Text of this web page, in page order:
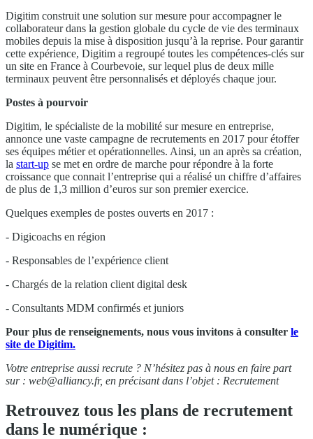
Digitim construit une solution sur mesure pour accompagner le
collaborateur dans la gestion globale du cycle de vie des terminaux
mobiles depuis la mise à disposition jusqu’à la reprise. Pour garantir
cette expérience, Digitim a regroupé toutes les compétences-clés sur
un site en France à Courbevoie, sur lequel plus de deux mille
terminaux peuvent être personnalisés et déployés chaque jour.
Postes à pourvoir
Digitim, le spécialiste de la mobilité sur mesure en entreprise,
annonce une vaste campagne de recrutements en 2017 pour étoffer
ses équipes métier et opérationnelles. Ainsi, un an après sa création,
la start-up se met en ordre de marche pour répondre à la forte
croissance que connait l’entreprise qui a réalisé un chiffre d’affaires
de plus de 1,3 million d’euros sur son premier exercice.
Quelques exemples de postes ouverts en 2017 :
- Digicoachs en région
- Responsables de l’expérience client
- Chargés de la relation client digital desk
- Consultants MDM confirmés et juniors
Pour plus de renseignements, nous vous invitons à consulter le
site de Digitim.
Votre entreprise aussi recrute ? N’hésitez pas à nous en faire part
sur : web@alliancy.fr, en précisant dans l’objet : Recrutement
Retrouvez tous les plans de recrutement
dans le numérique :